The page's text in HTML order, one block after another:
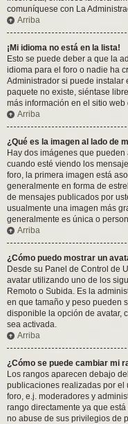
comuníquese con La
Arriba
¡Mi idioma no está en la lista!
Esto se puede deber a que la
idioma para el foro o nadie ha
Administrador si puede instalar
paquete no existe, siéntase
más información en el sitio web
Arriba
¿Qué es la imagen al lado de
Hay dos imágenes que
cuando esté viendo los
foro, la primera imagen está
generalmente en forma de
de mensajes publicados por
usualmente una imagen más
generalmente es única o
Arriba
¿Cómo puedo mostrar un
Desde su Panel de Control de
avatar utilizando uno de los
Remoto o Subida. Es la
en que tamaño y peso pueden
disponible la opción de avatar,
sea activada.
Arriba
¿Cómo se puede cambiar mi
Los rangos aparecen debajo
publicaciones realizadas por el
foro, e.j. moderadores y
rango directamente ya que
no abuse de sus privilegios de